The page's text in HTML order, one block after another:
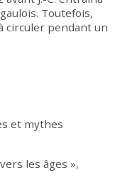
Toutefois,
circuler pendant un
et mythes
les âges »,